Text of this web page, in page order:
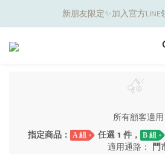
夏日舒適無痕｜3件$1199
新朋友限定✨加入官方LINE
夏日舒適無痕｜3件$1199
所有顧客適用
指定商品：
A 組 任選 1 件， B 組
適用通路： 門